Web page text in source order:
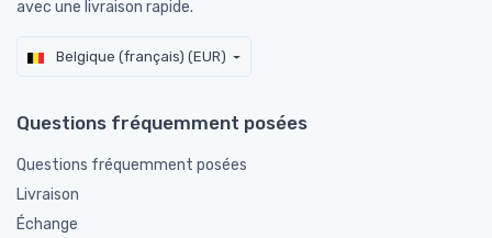
avec une livraison rapide.
Belgique (français) (EUR)
Questions fréquemment posées
Questions fréquemment posées
Livraison
Échange